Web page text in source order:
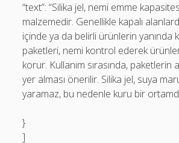
“text”: “Silika jel, nemi emme
malzemedir. Genellikle kapalı
içinde ya da belirli ürünlerin yanında
paketleri, nemi kontrol ederek
korur. Kullanım sırasında, paketlerin
yer alması önerilir. Silika jel, suya
yaramaz, bu nedenle kuru bir
}
]